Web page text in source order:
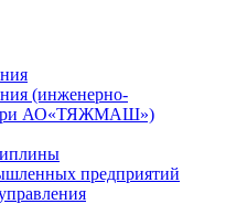
(инженерно-
при АО«ТЯЖМАШ»)
предприятий